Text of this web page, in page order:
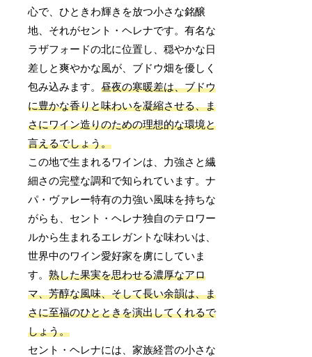
心で、ひときわ輝きを放つ小さな銘醸
地、それがセント・ヘレナです。有名な
ラザフォードの北に位置し、穏やかな日
差しと爽やかな風が、ブドウ畑を優しく
包み込みます。昼夜の寒暖差は、ブドウ
に豊かな香りと味わいを凝縮させる、ま
さにワイン造りのための理想的な環境と
言えるでしょう。
この地で生まれるワインは、力強さと繊
細さの完璧な調和で知られています。ナ
パ・ヴァレー特有の力強い風味を持ちな
がらも、セント・ヘレナ独自のテロワー
ルから生まれるエレガントな味わいは、
世界中のワイン愛好家を虜にしていま
す。熟した果実を思わせる濃厚なアロ
マ、芳醇な風味、そして長い余韻は、ま
さに至福のひとときを演出してくれるで
しょう。
セント・ヘレナには、家族経営の小さな